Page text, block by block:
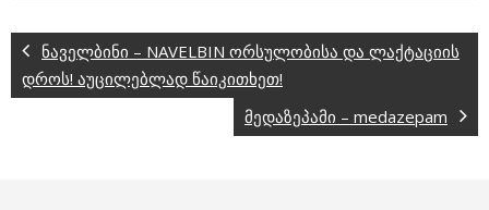
ნაველბინი – NAVELBIN ორსულობისა და ლაქტაციის
დროს! აუცილებლად წაიკითხეთ!
მედაზეპამი – medazepam